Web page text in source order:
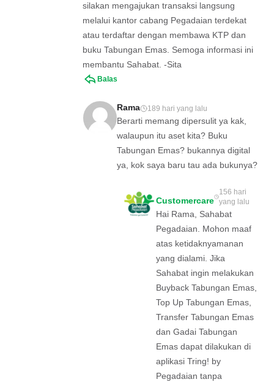
silakan mengajukan transaksi langsung
melalui kantor cabang Pegadaian terdekat
atau terdaftar dengan membawa KTP dan
buku Tabungan Emas. Semoga informasi ini
membantu Sahabat. -Sita
Balas
Rama 189 hari yang lalu
Berarti memang dipersulit ya kak,
walaupun itu aset kita? Buku
Tabungan Emas? bukannya digital
ya, kok saya baru tau ada bukunya?
Customercare
156 hari
yang lalu
Hai Rama, Sahabat
Pegadaian. Mohon maaf
atas ketidaknyamanan
yang dialami. Jika
Sahabat ingin melakukan
Buyback Tabungan Emas,
Top Up Tabungan Emas,
Transfer Tabungan Emas
dan Gadai Tabungan
Emas dapat dilakukan di
aplikasi Tring! by
Pegadaian tanpa